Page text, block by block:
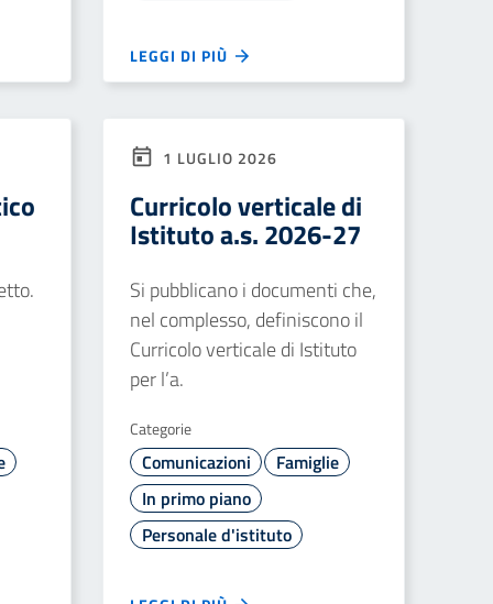
LEGGI DI PIÙ
1 LUGLIO 2026
Curricolo verticale di
Istituto a.s. 2026-27
Si pubblicano i documenti che,
nel complesso, definiscono il
Curricolo verticale di Istituto
per l’a.
Categorie
Comunicazioni
Famiglie
In primo piano
Personale d'istituto